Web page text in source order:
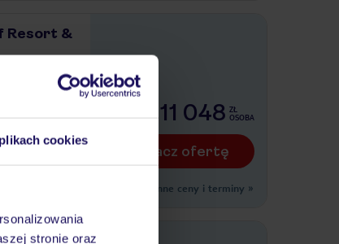
cookies
stronie oraz
Resort &
11 048 ZŁ
OSOBA
Zobacz ofertę
Inne ceny i terminy »